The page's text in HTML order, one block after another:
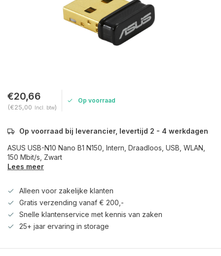
€20,66
(€25,00 Incl. btw)
Op voorraad
Op voorraad bij leverancier, levertijd 2 - 4 werkdagen
ASUS USB-N10 Nano B1 N150, Intern, Draadloos, USB, WLAN,
150 Mbit/s, Zwart
Lees meer
Alleen voor zakelijke klanten
Gratis verzending vanaf € 200,-
Snelle klantenservice met kennis van zaken
25+ jaar ervaring in storage